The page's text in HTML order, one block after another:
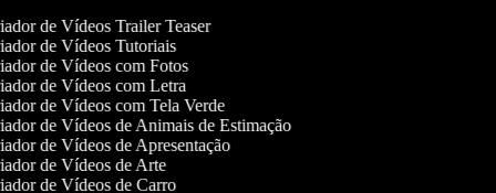
de Vídeos Trailer Teaser
de Vídeos Tutoriais
de Vídeos com Fotos
de Vídeos com Letra
de Vídeos com Tela Verde
de Vídeos de Animais de Estimação
de Vídeos de Apresentação
de Vídeos de Arte
de Vídeos de Carro